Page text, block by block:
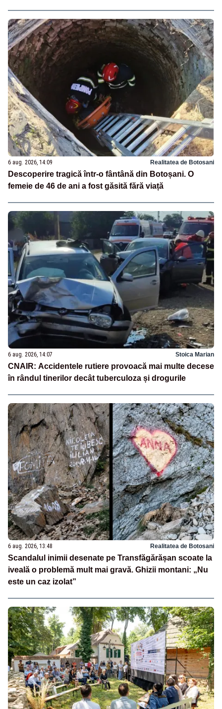
6 aug. 2026, 14:09 Realitatea de Botosani
Descoperire tragică într-o fântână din Botoșani. O
femeie de 46 de ani a fost găsită fără viață
6 aug. 2026, 14:07 Stoica Marian
CNAIR: Accidentele rutiere provoacă mai multe decese
în rândul tinerilor decât tuberculoza și drogurile
6 aug. 2026, 13:48 Realitatea de Botosani
Scandalul inimii desenate pe Transfăgărășan scoate la
iveală o problemă mult mai gravă. Ghizii montani: „Nu
este un caz izolat”